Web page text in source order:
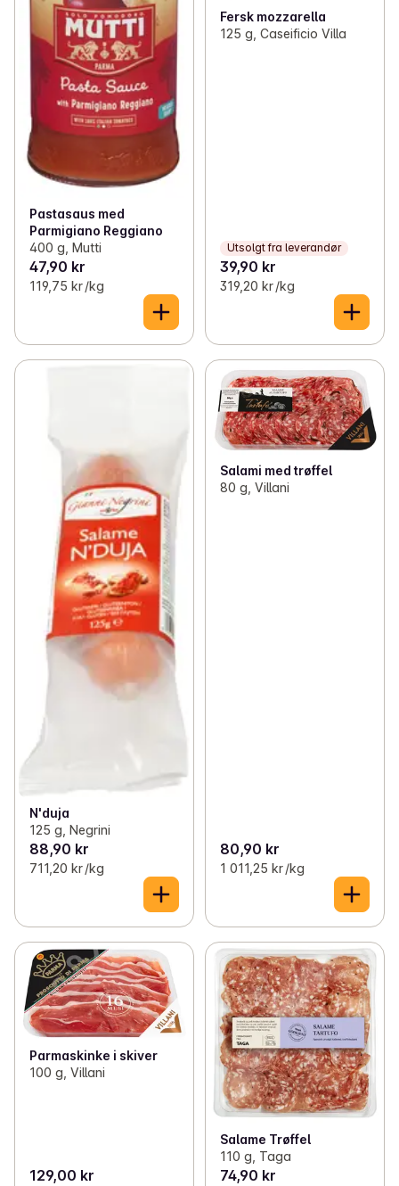
Pastasaus med
Parmigiano Reggiano
400 g, Mutti
47,90 kr
119,75 kr /kg
Fersk mozzarella
125 g, Caseificio Villa
Utsolgt fra leverandør
39,90 kr
319,20 kr /kg
N'duja
125 g, Negrini
88,90 kr
711,20 kr /kg
Salami med trøffel
80 g, Villani
80,90 kr
1 011,25 kr /kg
Parmaskinke i skiver
100 g, Villani
129,00 kr
Salame Trøffel
110 g, Taga
74,90 kr